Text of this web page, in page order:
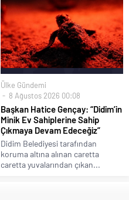
Ülke Gündemi
8 Ağustos 2026 00:08
Başkan Hatice Gençay: “Didim’in
Minik Ev Sahiplerine Sahip
Çıkmaya Devam Edeceğiz”
Didim Belediyesi tarafından
koruma altına alınan caretta
caretta yuvalarından çıkan...